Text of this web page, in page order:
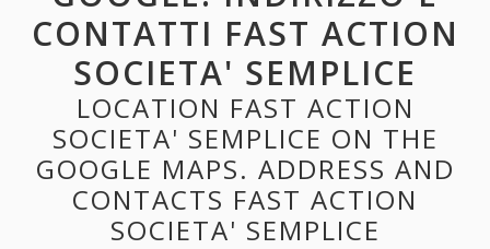
CONTATTI FAST ACTION
SOCIETA' SEMPLICE
LOCATION FAST ACTION
SOCIETA' SEMPLICE ON THE
GOOGLE MAPS. ADDRESS AND
CONTACTS FAST ACTION
SOCIETA' SEMPLICE